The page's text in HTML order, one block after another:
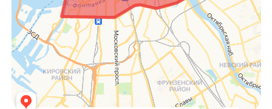
Нам доверяют